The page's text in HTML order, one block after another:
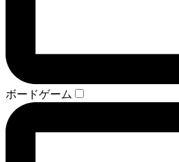
ボードゲーム